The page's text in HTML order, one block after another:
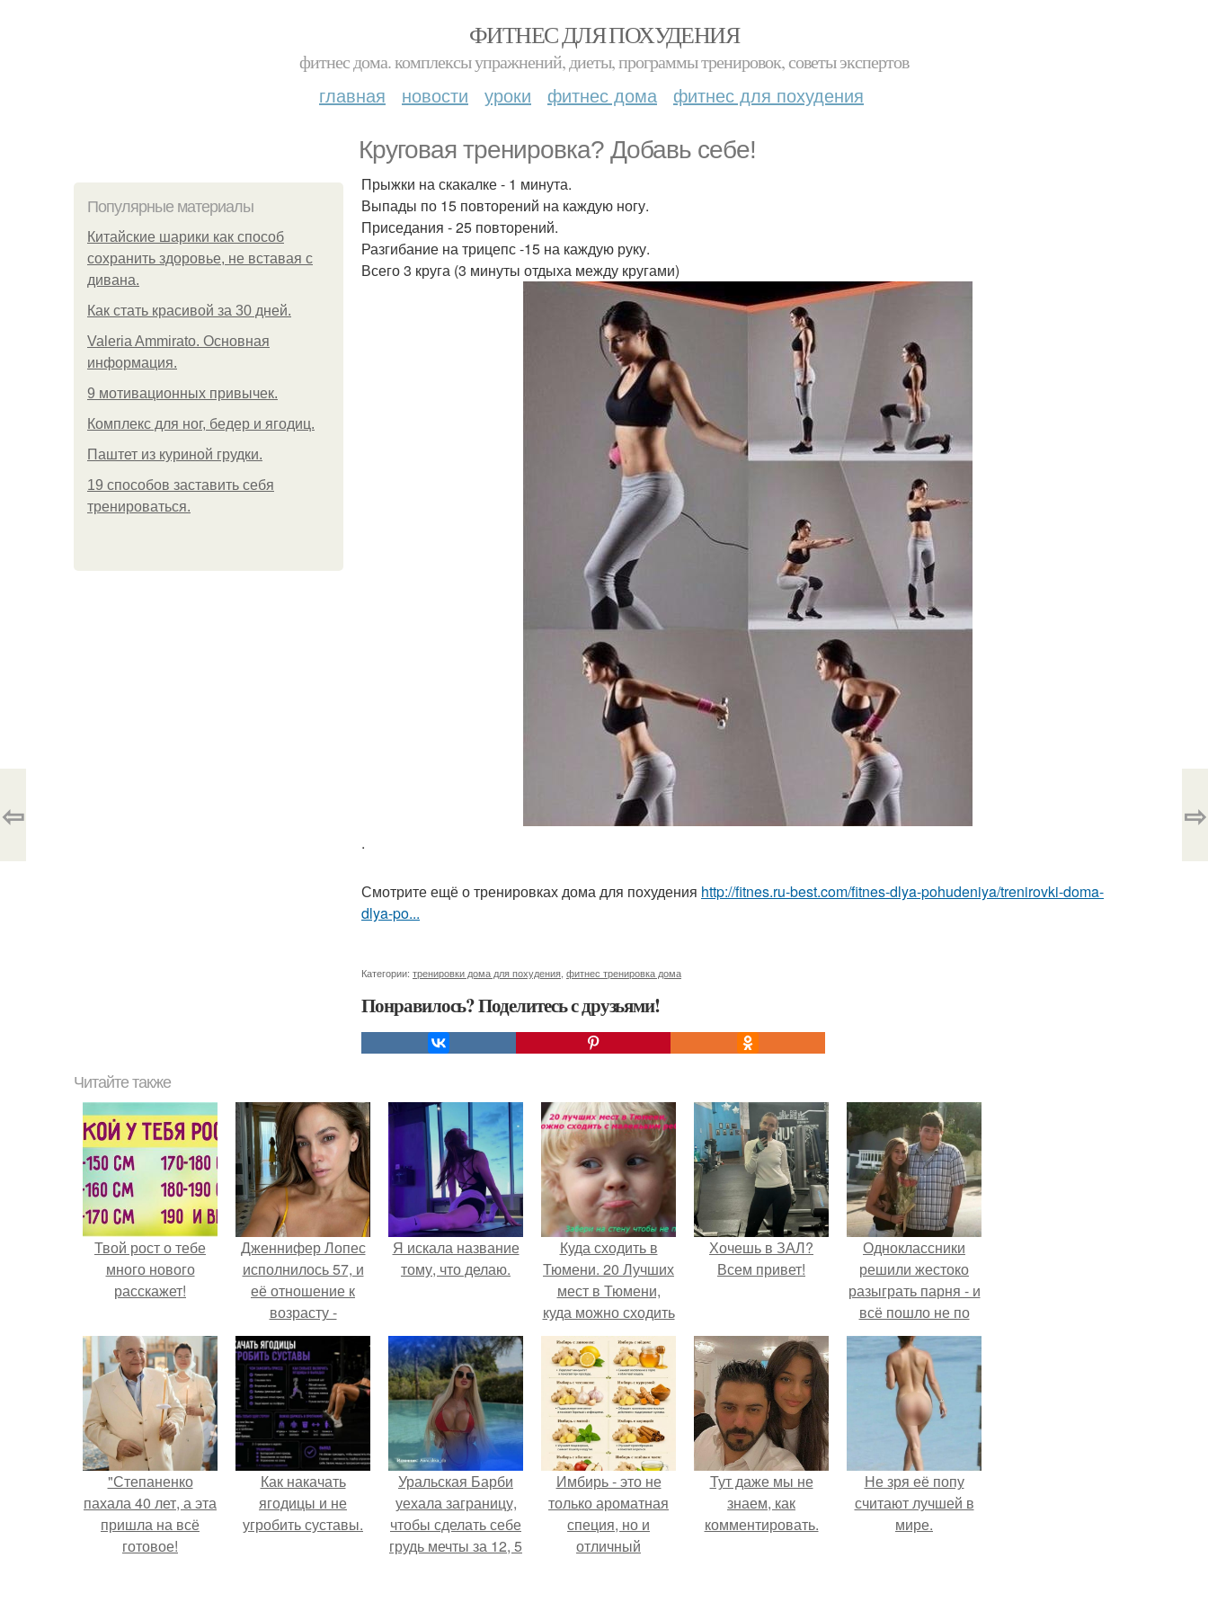
ФИТНЕС ДЛЯ ПОХУДЕНИЯ
фитнес дома. комплексы упражнений, диеты, программы тренировок, советы экспертов
главная новости уроки фитнес дома фитнес для похудения
Круговая тренировка? Добавь себе!
Популярные материалы
Китайские шарики как способ
сохранить здоровье, не вставая с
дивана.
Как стать красивой за 30 дней.
Valeria Ammirato. Основная
информация.
9 мотивационных привычек.
Комплекс для ног, бедер и ягодиц.
Паштет из куриной грудки.
19 способов заставить себя
тренироваться.
Прыжки на скакалке - 1 минута.
Выпады по 15 повторений на каждую ногу.
Приседания - 25 повторений.
Разгибание на трицепс -15 на каждую руку.
Всего 3 круга (3 минуты отдыха между кругами)
.
Смотрите ещё о тренировках дома для похудения http://fitnes.ru-best.com/fitnes-dlya-pohudeniya/trenirovki-doma-
dlya-po...
Категории: тренировки дома для похудения фитнес тренировка дома
Понравилось? Поделитесь с друзьями!
⇦ ⇨
Читайте также
Твой рост о тебе
много нового
расскажет!
Дженнифер Лопес
исполнилось 57, и
её отношение к
возрасту -
настоящий
манифест
уверенности: "не
говорите, что я
отлично выгляжу
для 57.
Я искала название
тому, что делаю.
Куда сходить в
Тюмени. 20 Лучших
мест в Тюмени,
куда можно сходить
с маленьким
ребенком
Хочешь в ЗАЛ?
Всем привет!
Одноклассники
решили жестоко
разыграть парня - и
всё пошло не по
плану.
"Степаненко
пахала 40 лет, а эта
пришла на всё
готовое!
Как накачать
ягодицы и не
угробить суставы.
Уральская Барби
уехала заграницу,
чтобы сделать себе
грудь мечты за 12, 5
Имбирь - это не
только ароматная
специя, но и
отличный
Тут даже мы не
знаем, как
комментировать.
Не зря её попу
считают лучшей в
мире.